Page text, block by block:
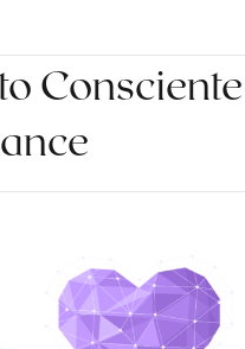
Consciente